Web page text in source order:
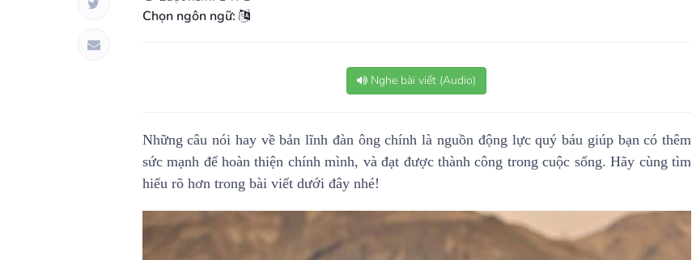
Chọn ngôn ngữ:
Nghe bài viết (Audio)
Những câu nói hay về bản lĩnh đàn ông chính là nguồn động lực quý báu giúp bạn có thêm
sức mạnh để hoàn thiện chính mình, và đạt được thành công trong cuộc sống. Hãy cùng tìm
hiểu rõ hơn trong bài viết dưới đây nhé!